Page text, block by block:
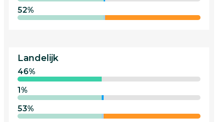
52%
Landelijk
46%
1%
53%